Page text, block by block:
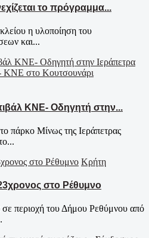
το πρόγραμμα...
η υλοποίηση του
και...
ΚΝΕ- Οδηγητή στην...
πάρκο Μίνως της Ιεράπετρας
Κρήτη
στο Ρέθυμνο
περιοχή του Δήμου Ρεθύμνου από